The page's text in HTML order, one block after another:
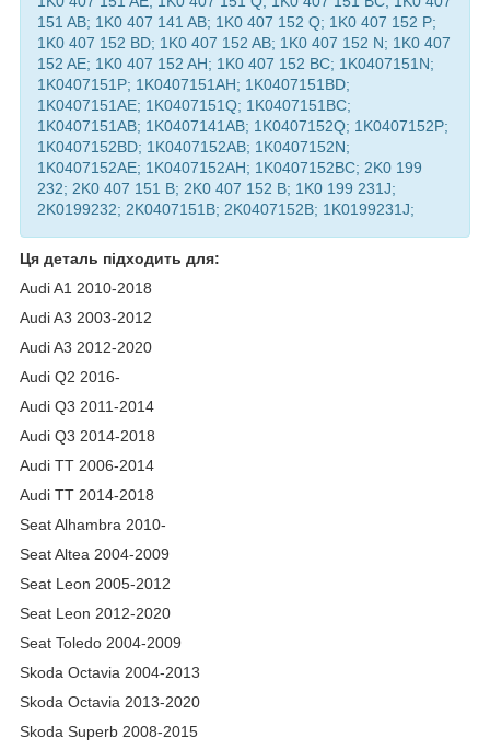
151 AB; 1K0 407 141 AB; 1K0 407 152 Q; 1K0 407 152 P;
1K0 407 152 BD; 1K0 407 152 AB; 1K0 407 152 N; 1K0 407
152 AE; 1K0 407 152 AH; 1K0 407 152 BC; 1K0407151N;
1K0407151P; 1K0407151AH; 1K0407151BD;
1K0407151AE; 1K0407151Q; 1K0407151BC;
1K0407151AB; 1K0407141AB; 1K0407152Q; 1K0407152P;
1K0407152BD; 1K0407152AB; 1K0407152N;
1K0407152AE; 1K0407152AH; 1K0407152BC; 2K0 199
232; 2K0 407 151 B; 2K0 407 152 B; 1K0 199 231J;
2K0199232; 2K0407151B; 2K0407152B; 1K0199231J;
Ця деталь підходить для:
Audi A1 2010-2018
Audi A3 2003-2012
Audi A3 2012-2020
Audi Q2 2016-
Audi Q3 2011-2014
Audi Q3 2014-2018
Audi TT 2006-2014
Audi TT 2014-2018
Seat Alhambra 2010-
Seat Altea 2004-2009
Seat Leon 2005-2012
Seat Leon 2012-2020
Seat Toledo 2004-2009
Skoda Octavia 2004-2013
Skoda Octavia 2013-2020
Skoda Superb 2008-2015